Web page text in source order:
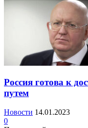
Россия готова к
путем
Новости 14.01.2023
0